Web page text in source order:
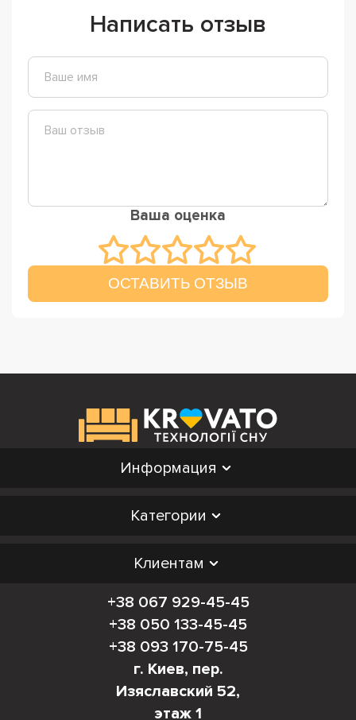
Написать отзыв
Ваша оценка
ОСТАВИТЬ ОТЗЫВ
Информация
Категории
Клиентам
+38 067 929-45-45
+38 050 133-45-45
+38 093 170-75-45
г. Киев, пер.
Изяславский 52,
этаж 1